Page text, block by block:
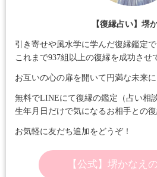
【復縁占い】堺
引き寄せや風水学に学んだ復縁鑑定で
これまで937組以上の復縁を成功させ
お互いの心の扉を開いて円満な未来に
無料でLINEにて復縁の鑑定（占い相
生年月日だけで気になるお相手との
お気軽に友だち追加をどうぞ！
【公式】堺かなえ